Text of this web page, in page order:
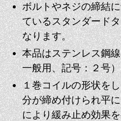
ボルトやネジの締結
ているスタンダード
なります。
本品はステンレス鋼
一般用、記号：２号
１巻コイルの形状を
分が締め付けられ平
により緩み止め効果